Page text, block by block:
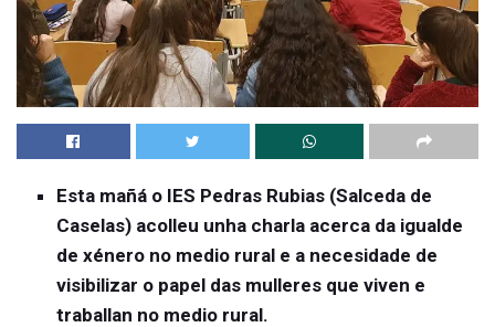
Esta mañá o IES Pedras Rubias (Salceda de
Caselas) acolleu unha charla acerca da igualde
de xénero no medio rural e a necesidade de
visibilizar o papel das mulleres que viven e
traballan no medio rural.